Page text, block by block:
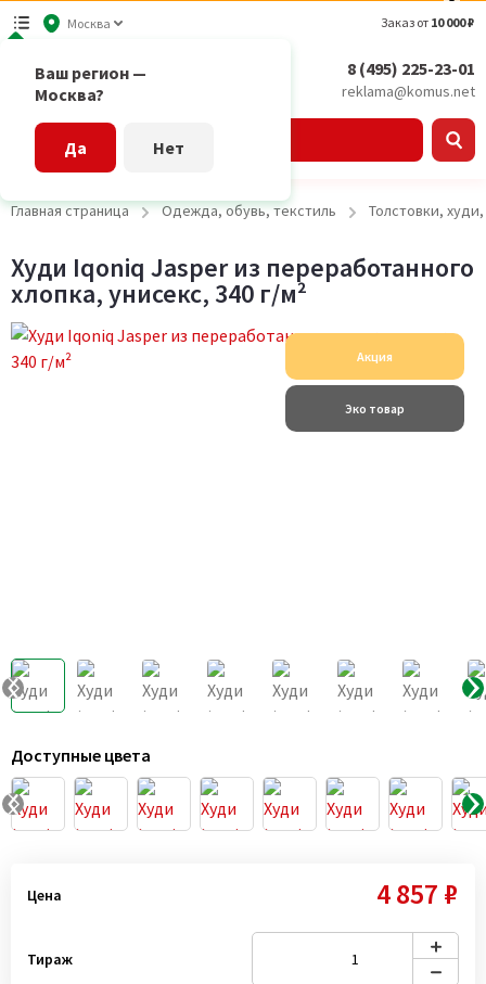
Москва
Ваш регион —
Москва?
Да Нет
Заказ от 10 000 ₽
8 (495) 225-23-01
reklama@komus.net
Главная страница Одежда, обувь, текстиль Толстовки,
Худи Iqoniq Jasper из переработанного
хлопка, унисекс, 340 г/м²
Акция
Эко товар
Доступные цвета
Цена 4 857 ₽
Тираж